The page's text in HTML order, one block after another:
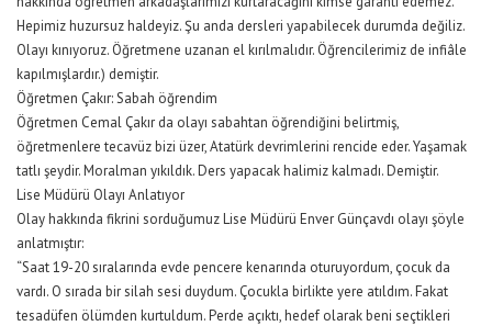
Hepimiz huzursuz haldeyiz. Şu anda dersleri yapabilecek durumda değiliz.
Olayı kınıyoruz. Öğretmene uzanan el kırılmalıdır. Öğrencilerimiz de infiâle
kapılmışlardır.) demiştir.
Öğretmen Çakır: Sabah öğrendim
Öğretmen Cemal Çakır da olayı sabahtan öğrendiğini belirtmiş,
öğretmenlere tecavüz bizi üzer, Atatürk devrimlerini rencide eder. Yaşamak
tatlı şeydir. Moralman yıkıldık. Ders yapacak halimiz kalmadı. Demiştir.
Lise Müdürü Olayı Anlatıyor
Olay hakkında fikrini sorduğumuz Lise Müdürü Enver Günçavdı olayı şöyle
anlatmıştır:
“Saat 19-20 sıralarında evde pencere kenarında oturuyordum, çocuk da
vardı. O sırada bir silah sesi duydum. Çocukla birlikte yere atıldım. Fakat
tesadüfen ölümden kurtuldum. Perde açıktı, hedef olarak beni seçtikleri